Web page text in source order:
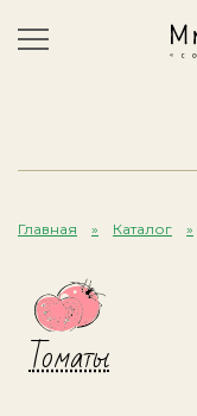
Главная Каталог
Томаты